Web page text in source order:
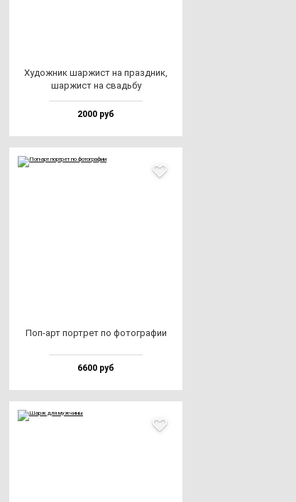
Худож­ник шар­жист на праз­дник,
шар­жист на свадь­бу
2000 руб
Поп-арт пор­трет по фо­тог­ра­фии
6600 руб